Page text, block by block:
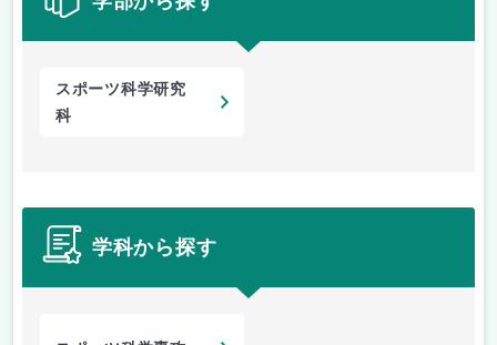
スポーツ科学研究
科
学科から探す